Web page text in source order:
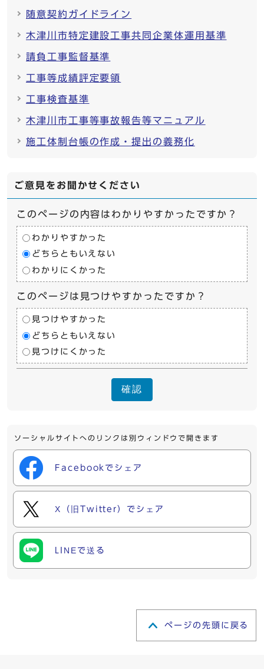
随意契約ガイドライン
木津川市特定建設工事共同企業体運用基準
請負工事監督基準
工事等成績評定要領
工事検査基準
木津川市工事等事故報告等マニュアル
施工体制台帳の作成・提出の義務化
ご意見をお聞かせください
このページの内容はわかりやすかったですか？
わかりやすかった
どちらともいえない
わかりにくかった
このページは見つけやすかったですか？
見つけやすかった
どちらともいえない
見つけにくかった
確認
ソーシャルサイトへのリンクは別ウィンドウで開きます
Facebookでシェア
X（旧Twitter）でシェア
LINEで送る
ページの先頭に戻る